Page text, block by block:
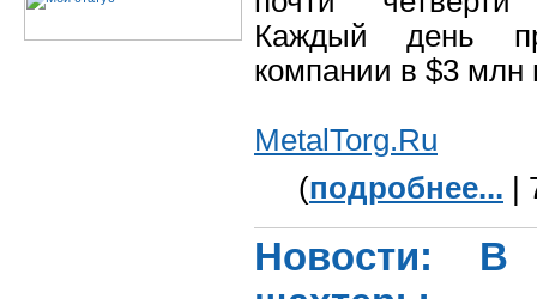
Каждый день
компании в $3 млн
MetalTorg.Ru
(подробнее... |
Новости: В